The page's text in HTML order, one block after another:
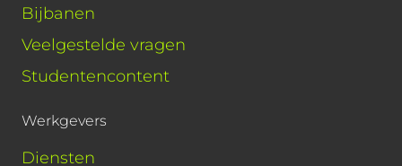
Bijbanen
Veelgestelde vragen
Studentencontent
Werkgevers
Diensten